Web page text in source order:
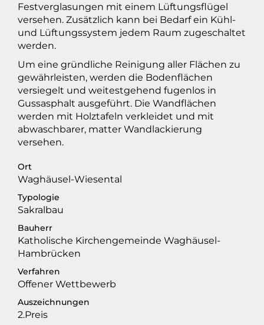
Festverglasungen mit einem Lüftungsflügel
versehen. Zusätzlich kann bei Bedarf ein Kühl-
und Lüftungssystem jedem Raum zugeschaltet
werden.
Um eine gründliche Reinigung aller Flächen zu
gewährleisten, werden die Bodenflächen
versiegelt und weitestgehend fugenlos in
Gussasphalt ausgeführt. Die Wandflächen
werden mit Holztafeln verkleidet und mit
abwaschbarer, matter Wandlackierung
versehen.
Ort
Waghäusel-Wiesental
Typologie
Sakralbau
Bauherr
Katholische Kirchengemeinde Waghäusel-
Hambrücken
Verfahren
Offener Wettbewerb
Auszeichnungen
2.Preis